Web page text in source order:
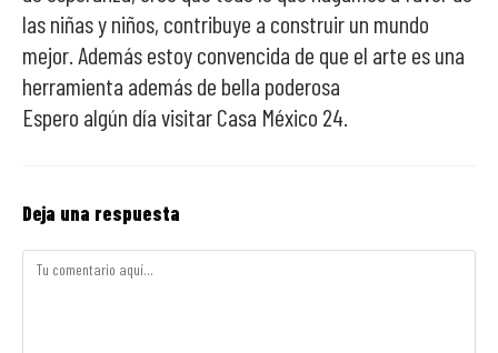
las niñas y niños, contribuye a construir un mundo
mejor. Además estoy convencida de que el arte es una
herramienta además de bella poderosa
Espero algún día visitar Casa México 24.
Deja una respuesta